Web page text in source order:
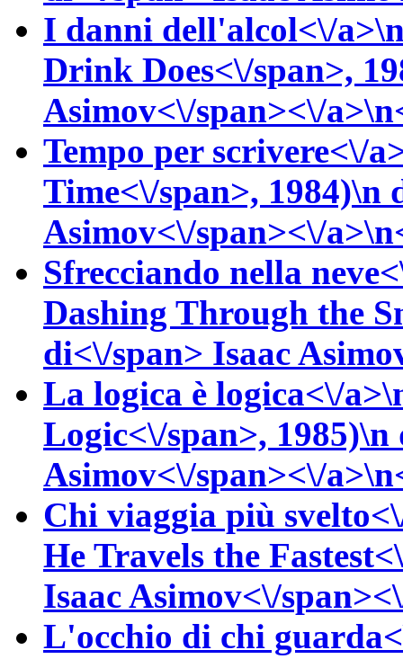
I danni dell'alcol<\/
Drink Does<\/span>,
Asimov<\/span><\/
Tempo per scrivere<\/
Time<\/span>, 1984)\n
Asimov<\/span><\/
Sfrecciando nella
Dashing Through the
di<\/span> Isaac
La logica è logica<\/
Logic<\/span>, 1985)\n
Asimov<\/span><\/
Chi viaggia più
He Travels the
IsaacAsimov<\/
L'occhio di chi